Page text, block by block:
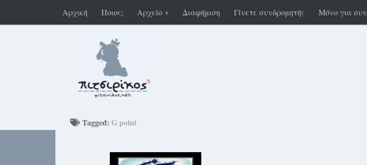
Αρχική Ποιος; Αρχείο Διαφήμιση Γίνετε συνδρομητής Μόνο για
Tagged: G point